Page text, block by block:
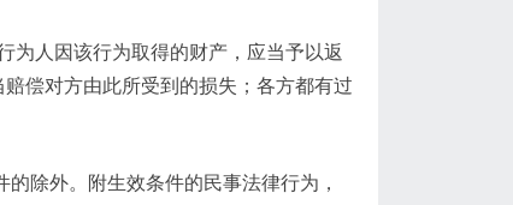
为人因该行为取得的财产，应当予以返
偿对方由此所受到的损失；各方都有过
除外。附生效条件的民事法律行为，